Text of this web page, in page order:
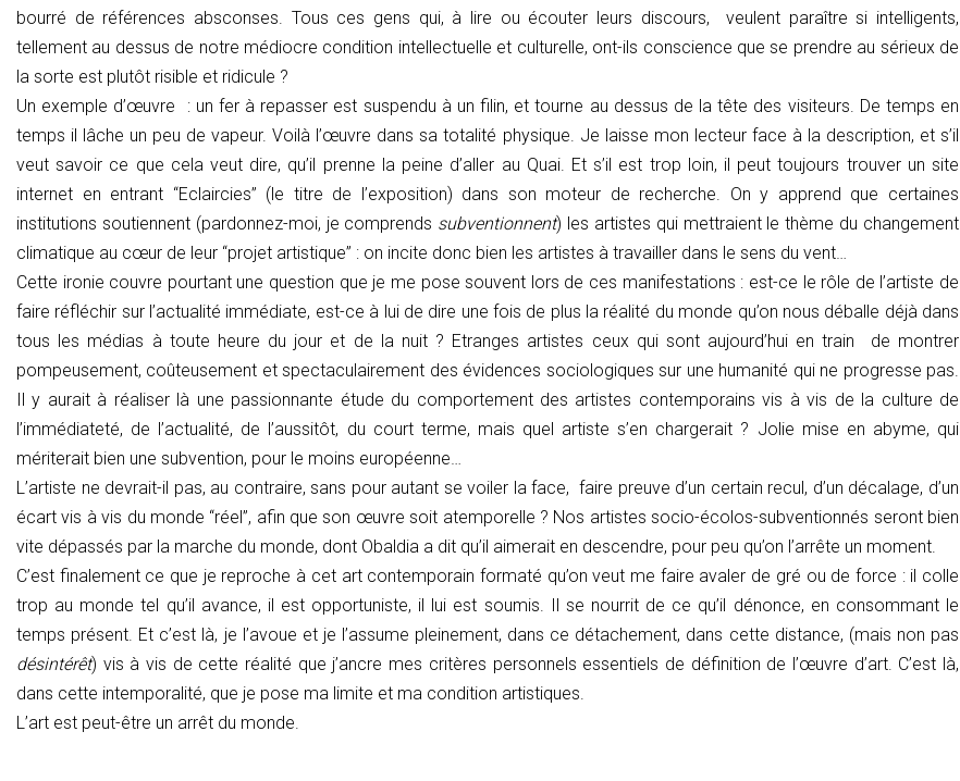
bourré de références absconses. Tous ces gens qui, à lire ou écouter leurs discours, veulent paraître si intelligents,
tellement au dessus de notre médiocre condition intellectuelle et culturelle, ont-ils conscience que se prendre au sérieux de
la sorte est plutôt risible et ridicule ?
Un exemple d’œuvre : un fer à repasser est suspendu à un filin, et tourne au dessus de la tête des visiteurs. De temps en
temps il lâche un peu de vapeur. Voilà l’œuvre dans sa totalité physique. Je laisse mon lecteur face à la description, et s’il
veut savoir ce que cela veut dire, qu’il prenne la peine d’aller au Quai. Et s’il est trop loin, il peut toujours trouver un site
internet en entrant “Eclaircies” (le titre de l’exposition) dans son moteur de recherche. On y apprend que certaines
institutions soutiennent (pardonnez-moi, je comprends subventionnent) les artistes qui mettraient le thème du changement
climatique au cœur de leur “projet artistique” : on incite donc bien les artistes à travailler dans le sens du vent…
Cette ironie couvre pourtant une question que je me pose souvent lors de ces manifestations : est-ce le rôle de l’artiste de
faire réfléchir sur l’actualité immédiate, est-ce à lui de dire une fois de plus la réalité du monde qu’on nous déballe déjà dans
tous les médias à toute heure du jour et de la nuit ? Etranges artistes ceux qui sont aujourd’hui en train de montrer
pompeusement, coûteusement et spectaculairement des évidences sociologiques sur une humanité qui ne progresse pas.
Il y aurait à réaliser là une passionnante étude du comportement des artistes contemporains vis à vis de la culture de
l’immédiateté, de l’actualité, de l’aussitôt, du court terme, mais quel artiste s’en chargerait ? Jolie mise en abyme, qui
mériterait bien une subvention, pour le moins européenne…
L’artiste ne devrait-il pas, au contraire, sans pour autant se voiler la face, faire preuve d’un certain recul, d’un décalage, d’un
écart vis à vis du monde “réel”, afin que son œuvre soit atemporelle ? Nos artistes socio-écolos-subventionnés seront bien
vite dépassés par la marche du monde, dont Obaldia a dit qu’il aimerait en descendre, pour peu qu’on l’arrête un moment.
C’est finalement ce que je reproche à cet art contemporain formaté qu’on veut me faire avaler de gré ou de force : il colle
trop au monde tel qu’il avance, il est opportuniste, il lui est soumis. Il se nourrit de ce qu’il dénonce, en consommant le
temps présent. Et c’est là, je l’avoue et je l’assume pleinement, dans ce détachement, dans cette distance, (mais non pas
désintérêt) vis à vis de cette réalité que j’ancre mes critères personnels essentiels de définition de l’œuvre d’art. C’est là,
dans cette intemporalité, que je pose ma limite et ma condition artistiques.
L’art est peut-être un arrêt du monde.